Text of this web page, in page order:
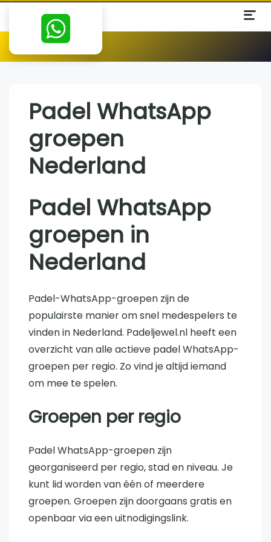
Padel WhatsApp
groepen
Nederland
Padel WhatsApp
groepen in
Nederland
Padel-WhatsApp-groepen zijn de
populairste manier om snel medespelers te
vinden in Nederland. Padeljewel.nl heeft een
overzicht van alle actieve padel WhatsApp-
groepen per regio. Zo vind je altijd iemand
om mee te spelen.
Groepen per regio
Padel WhatsApp-groepen zijn
georganiseerd per regio, stad en niveau. Je
kunt lid worden van één of meerdere
groepen. Groepen zijn doorgaans gratis en
openbaar via een uitnodigingslink.